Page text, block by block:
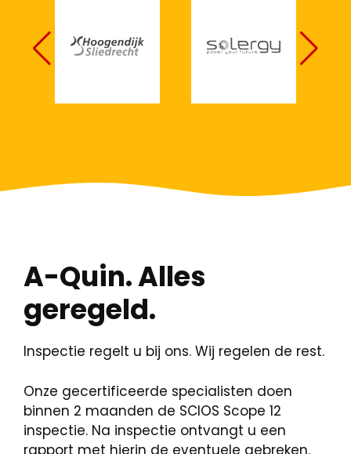
A-Quin. Alles
geregeld.
Inspectie regelt u bij ons. Wij regelen de rest.
Onze gecertificeerde specialisten doen
binnen 2 maanden de SCIOS Scope 12
inspectie. Na inspectie ontvangt u een
rapport met hierin de eventuele gebreken.